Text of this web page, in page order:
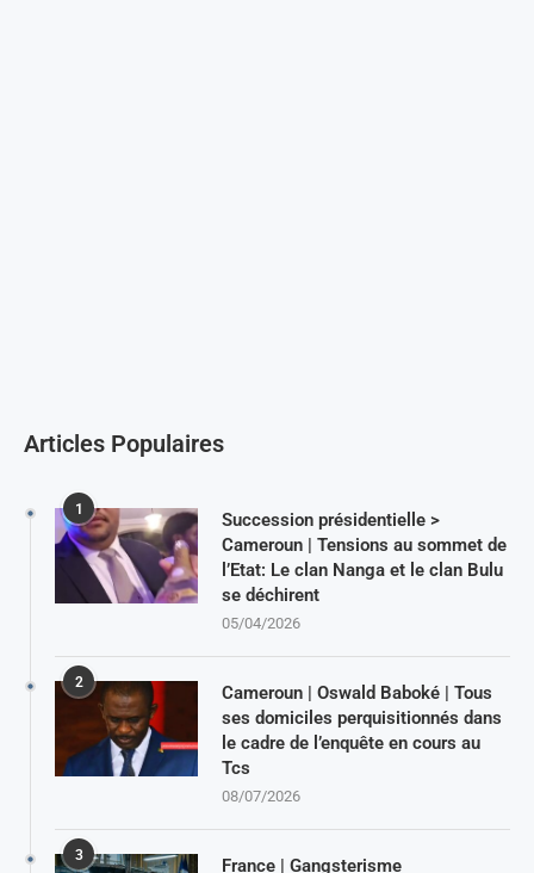
Articles Populaires
1
Succession présidentielle >
Cameroun | Tensions au sommet de
l’Etat: Le clan Nanga et le clan Bulu
se déchirent
05/04/2026
2
Cameroun | Oswald Baboké | Tous
ses domiciles perquisitionnés dans
le cadre de l’enquête en cours au
Tcs
08/07/2026
3
France | Gangsterisme